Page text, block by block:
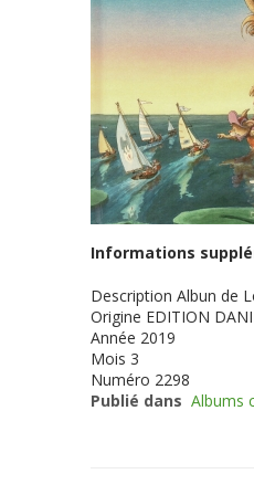
Informations
Description Albun de
Origine EDITION
Année 2019
Mois 3
Numéro 2298
Publié dans Albums